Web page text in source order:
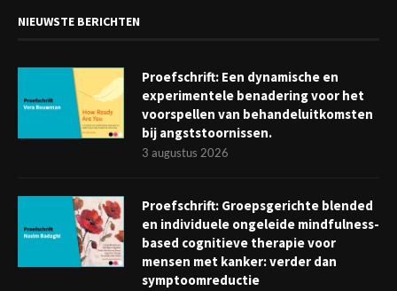
NIEUWSTE BERICHTEN
Proefschrift: Een dynamische en
experimentele benadering voor het
voorspellen van behandeluitkomsten
bij angststoornissen.
3 augustus 2026
Proefschrift: Groepsgerichte blended
en individuele ongeleide mindfulness-
based cognitieve therapie voor
mensen met kanker: verder dan
symptoomreductie